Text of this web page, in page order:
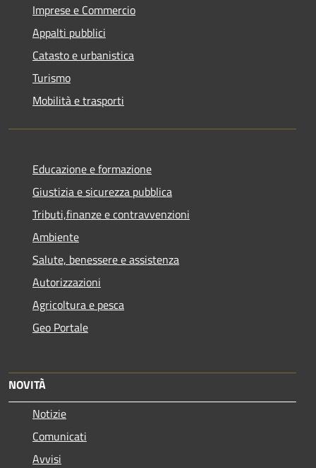
Imprese e Commercio
Appalti pubblici
Catasto e urbanistica
Turismo
Mobilità e trasporti
Educazione e formazione
Giustizia e sicurezza pubblica
Tributi,finanze e contravvenzioni
Ambiente
Salute, benessere e assistenza
Autorizzazioni
Agricoltura e pesca
Geo Portale
NOVITÀ
Notizie
Comunicati
Avvisi